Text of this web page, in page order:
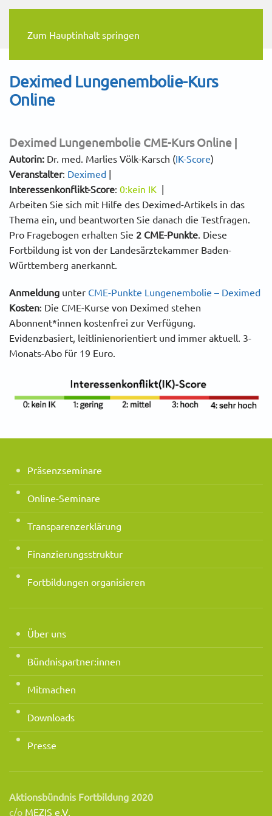
Zum Hauptinhalt springen
Deximed Lungenembolie-Kurs
Online
Deximed Lungenembolie CME-Kurs Online |
Autorin: Dr. med. Marlies Völk-Karsch (IK-Score)
Veranstalter: Deximed |
Interessenkonflikt-Score: 0:kein IK |
Arbeiten Sie sich mit Hilfe des Deximed-Artikels in das
Thema ein, und beantworten Sie danach die Testfragen.
Pro Fragebogen erhalten Sie 2 CME-Punkte. Diese
Fortbildung ist von der Landesärztekammer Baden-
Württemberg anerkannt.
Anmeldung unter CME-Punkte Lungenembolie – Deximed
Kosten: Die CME-Kurse von Deximed stehen
Abonnent*innen kostenfrei zur Verfügung.
Evidenzbasiert, leitlinienorientiert und immer aktuell. 3-
Monats-Abo für 19 Euro.
Präsenzseminare
Online-Seminare
Transparenzerklärung
Finanzierungsstruktur
Fortbildungen organisieren
Über uns
Bündnispartner:innen
Mitmachen
Downloads
Presse
Aktionsbündnis Fortbildung 2020
c/o MEZIS e.V.